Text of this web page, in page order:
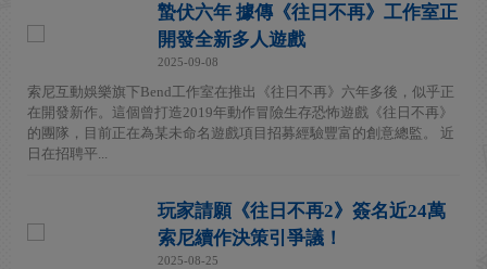
蟄伏六年 據傳《往日不再》工作室正
開發全新多人遊戲
2025-09-08
索尼互動娛樂旗下Bend工作室在推出《往日不再》六年多後，似乎正
在開發新作。這個曾打造2019年動作冒險生存恐怖遊戲《往日不再》
的團隊，目前正在為某未命名遊戲項目招募經驗豐富的創意總監。 近
日在招聘平...
玩家請願《往日不再2》簽名近24萬
索尼續作決策引爭議！
2025-08-25